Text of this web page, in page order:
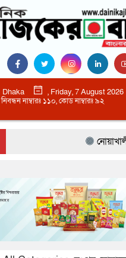
Dhaka
, Friday, 7 August 2026
নিবন্ধন নাম্বারঃ ১১০, কোড নাম্বারঃ ৯২